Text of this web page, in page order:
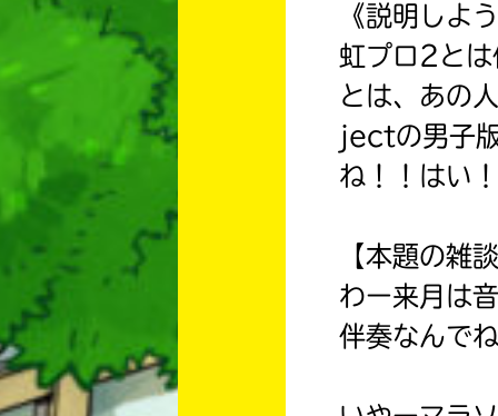
《説明しよ
虹プロ2と
とは、あの
jectの男子
ね！！はい！
【本題の雑
わー来月は
伴奏なんで